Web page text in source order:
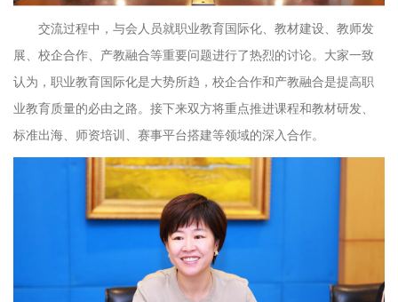
交流过程中，与会人员就职业教育国际化、教材建设、教师发
展、校企合作、产教融合等重要问题进行了热烈的讨论。大家一致
认为，职业教育国际化是大势所趋，校企合作和产教融合是提高职
业教育质量的必由之路。接下来双方将重点推进课程和教材研发、
标准出海、师资培训、赛事平台搭建等领域的深入合作。